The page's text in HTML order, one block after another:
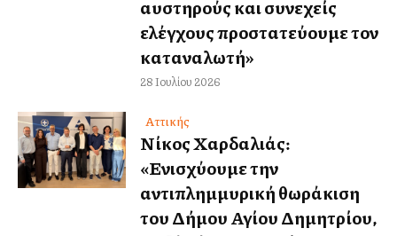
αυστηρούς και συνεχείς
ελέγχους προστατεύουμε τον
καταναλωτή»
28 Ιουλίου 2026
Αττικής
Νίκος Χαρδαλιάς:
«Ενισχύουμε την
αντιπλημμυρική θωράκιση
του Δήμου Αγίου Δημητρίου,